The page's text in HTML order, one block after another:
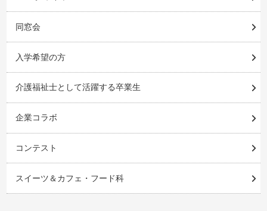
同窓会
入学希望の方
介護福祉士として活躍する卒業生
企業コラボ
コンテスト
スイーツ＆カフェ・フード科